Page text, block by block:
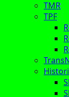
TMR
TPF